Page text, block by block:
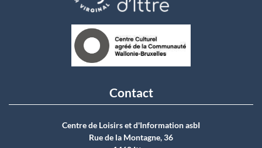
Contact
Centre de Loisirs et d'Information asbI
Rue de la Montagne, 36